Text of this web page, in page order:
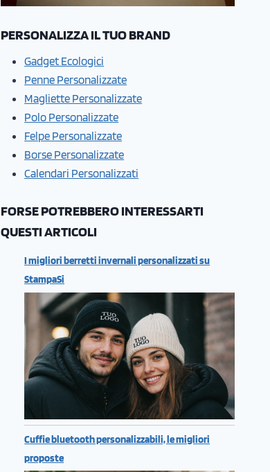
PERSONALIZZA IL TUO BRAND
Gadget Ecologici
Penne Personalizzate
Magliette Personalizzate
Polo Personalizzate
Felpe Personalizzate
Borse Personalizzate
Calendari Personalizzati
FORSE POTREBBERO INTERESSARTI
QUESTI ARTICOLI
I migliori berretti invernali personalizzati su
StampaSi
Cuffie bluetooth personalizzabili, le migliori
proposte